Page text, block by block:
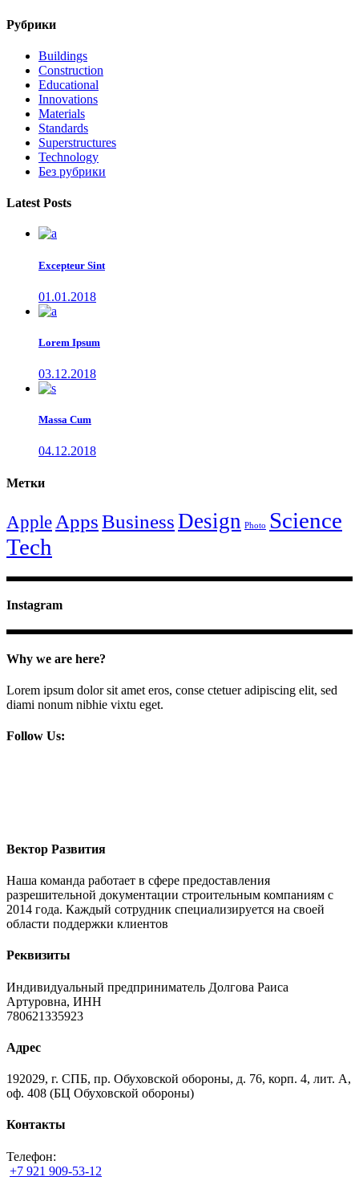
Рубрики
Buildings
Construction
Educational
Innovations
Materials
Standards
Superstructures
Technology
Без рубрики
Latest Posts
Excepteur Sint
01.01.2018
Lorem Ipsum
03.12.2018
Massa Cum
04.12.2018
Метки
Apple AppsBusinessDesign Photo
Science
Tech
Instagram
Why we are here?
Lorem ipsum dolor sit amet eros, conse ctetuer adipiscing elit, sed
diami nonum nibhie vixtu eget.
Follow Us:
Вектор Развития
Наша команда работает в сфере предоставления
разрешительной документации строительным компаниям с
2014 года. Каждый сотрудник специализируется на своей
области поддержки клиентов
Реквизиты
Индивидуальный предприниматель Долгова Раиса
Артуровна, ИНН
780621335923
Адрес
192029, г. СПБ, пр. Обуховской обороны, д. 76, корп. 4, лит. А,
оф. 408 (БЦ Обуховской обороны)
Контакты
Телефон:
+7 921 909-53-12